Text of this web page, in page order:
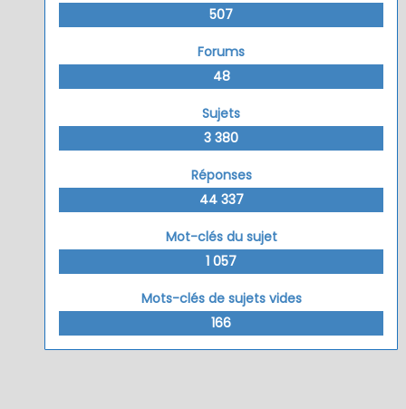
507
Forums
48
Sujets
3 380
Réponses
44 337
Mot-clés du sujet
1 057
Mots-clés de sujets vides
166